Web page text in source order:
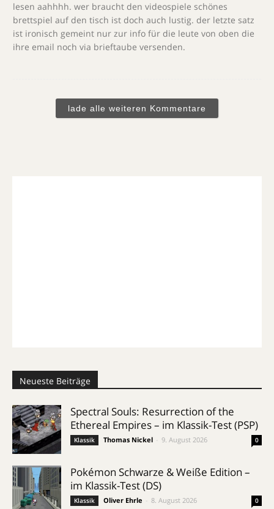
lesen aahhhh. wer braucht den videospiele schönes
brettspiel auf den tisch ist doch auch lustig. der letzte satz
ist ironisch gemeint nur zur info für die leute von oben die
ihre email noch via brieftaube versenden.
lade alle weiteren Kommentare
Neueste Beiträge
Spectral Souls: Resurrection of the
Ethereal Empires – im Klassik-Test (PSP)
Klassik Thomas Nickel 9. August 2026 0
Pokémon Schwarze & Weiße Edition –
im Klassik-Test (DS)
Klassik Oliver Ehrle 8. August 2026 0